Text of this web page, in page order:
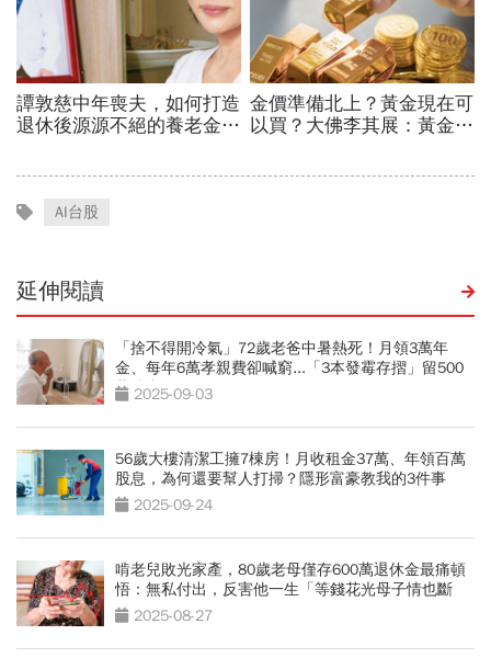
AI台股
延伸閱讀
「捨不得開冷氣」72歲老爸中暑熱死！月領3萬年
金、每年6萬孝親費卻喊窮...「3本發霉存摺」留500
萬遺產啟示
2025-09-03
56歲大樓清潔工擁7棟房！月收租金37萬、年領百萬
股息，為何還要幫人打掃？隱形富豪教我的3件事
2025-09-24
啃老兒敗光家產，80歲老母僅存600萬退休金最痛頓
悟：無私付出，反害他一生「等錢花光母子情也斷
了」2025-08-27